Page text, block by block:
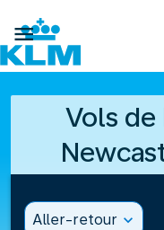

Vols
Aller-retour expand_more